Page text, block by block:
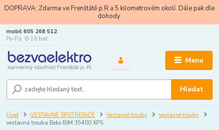
DOPRAVA: Zdarma ve Frenštátě p.R a 5 kilometrovém okolí. Dále pak dle
dohody.
Menu
Hledat
mobil 605 268 512
Po-Pá, 8-16 hod.
Úvod VESTAVNÉ SPOTŘEBIČE Vestavné trouby
vestavné trouby
vestavná trouba Beko BIM 35400 XPS